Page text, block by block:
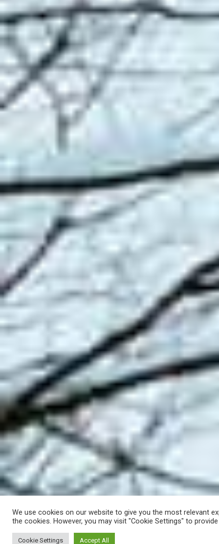
We use cookies on our website to give you the most relevant
the cookies. However, you may visit "Cookie Settings" to
Cookie Settings Accept All